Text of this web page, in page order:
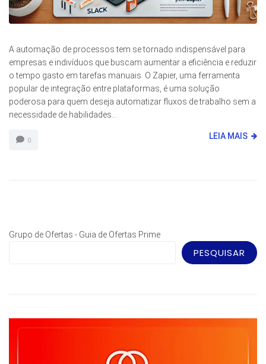
A automação de processos tem se tornado indispensável para
empresas e indivíduos que buscam aumentar a eficiência e reduzir
o tempo gasto em tarefas manuais. O Zapier, uma ferramenta
popular de integração entre plataformas, é uma solução
poderosa para quem deseja automatizar fluxos de trabalho sem a
necessidade de habilidades...
0 LEIA MAIS
Grupo de Ofertas - Guia de Ofertas Prime
PESQUISAR